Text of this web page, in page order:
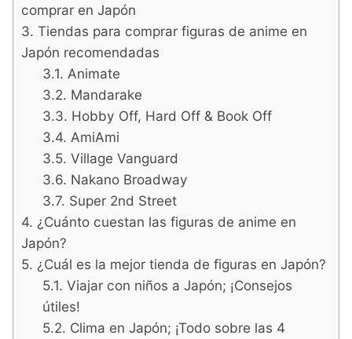
comprar en Japón
Tiendas para comprar figuras de anime en
Japón recomendadas
Animate
Mandarake
Hobby Off, Hard Off & Book Off
AmiAmi
Village Vanguard
Nakano Broadway
Super 2nd Street
¿Cuánto cuestan las figuras de anime en
Japón?
¿Cuál es la mejor tienda de figuras en Japón?
Viajar con niños a Japón; ¡Consejos
útiles!
Clima en Japón; ¡Todo sobre las 4